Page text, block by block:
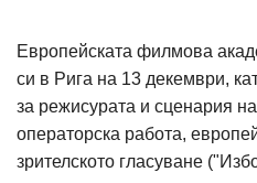
Европейската филмова
си в Рига на 13 декември,
за режисурата и сценария
операторска работа,
зрителското гласуване